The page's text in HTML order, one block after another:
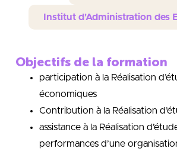
Institut d'Administration des
Objectifs de la formation
participation à la Réalisation
économiques
Contribution à la Réalisation
assistance à la Réalisation
performances d’une